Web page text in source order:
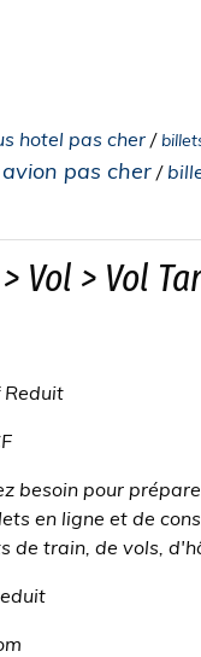
hotel pas cher /
pas cher /
Vol > Vol
Reduit
besoin pour
en ligne et de
de train, de vols,